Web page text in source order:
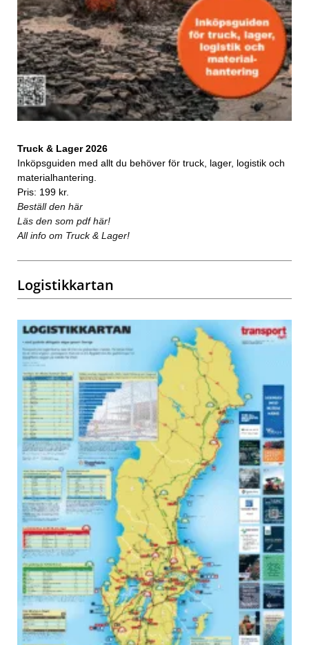
Truck & Lager 2026
Inköpsguiden med allt du behöver för truck, lager, logistik och
materialhantering.
Pris: 199 kr.
Beställ den här
Läs den som pdf här!
All info om Truck & Lager!
Logistikkartan